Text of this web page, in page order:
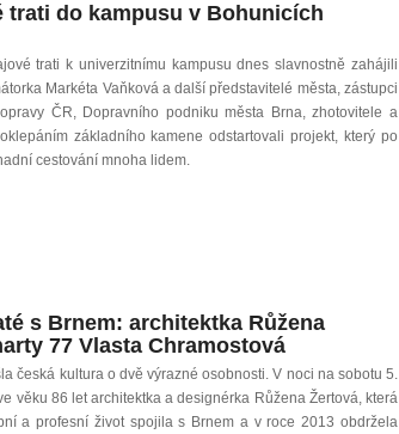
trati do kampusu v Bohunicích
trati k univerzitnímu kampusu dnes slavnostně zahájili
Markéta Vaňková a další představitelé města, zástupci
ČR, Dopravního podniku města Brna, zhotovitele a
základního kamene odstartovali projekt, který po
cestování mnoha lidem.
s Brnem: architektka Růžena
77 Vlasta Chramostová
česká kultura o dvě výrazné osobnosti. V noci na sobotu 5.
věku 86 let architektka a designérka Růžena Žertová, která
a profesní život spojila s Brnem a v roce 2013 obdržela